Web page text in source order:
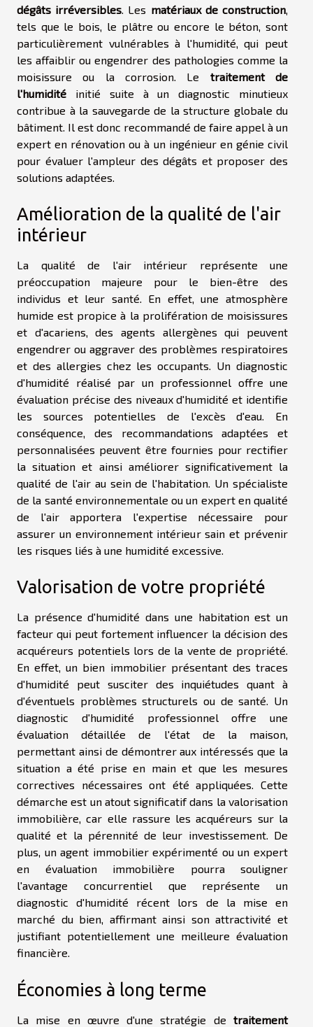
dégâts irréversibles. Les matériaux de construction,
tels que le bois, le plâtre ou encore le béton, sont
particulièrement vulnérables à l'humidité, qui peut
les affaiblir ou engendrer des pathologies comme la
moisissure ou la corrosion. Le traitement de
l'humidité initié suite à un diagnostic minutieux
contribue à la sauvegarde de la structure globale du
bâtiment. Il est donc recommandé de faire appel à un
expert en rénovation ou à un ingénieur en génie civil
pour évaluer l'ampleur des dégâts et proposer des
solutions adaptées.
Amélioration de la qualité de l'air
intérieur
La qualité de l'air intérieur représente une
préoccupation majeure pour le bien-être des
individus et leur santé. En effet, une atmosphère
humide est propice à la prolifération de moisissures
et d'acariens, des agents allergènes qui peuvent
engendrer ou aggraver des problèmes respiratoires
et des allergies chez les occupants. Un diagnostic
d'humidité réalisé par un professionnel offre une
évaluation précise des niveaux d'humidité et identifie
les sources potentielles de l'excès d'eau. En
conséquence, des recommandations adaptées et
personnalisées peuvent être fournies pour rectifier
la situation et ainsi améliorer significativement la
qualité de l'air au sein de l'habitation. Un spécialiste
de la santé environnementale ou un expert en qualité
de l'air apportera l'expertise nécessaire pour
assurer un environnement intérieur sain et prévenir
les risques liés à une humidité excessive.
Valorisation de votre propriété
La présence d'humidité dans une habitation est un
facteur qui peut fortement influencer la décision des
acquéreurs potentiels lors de la vente de propriété.
En effet, un bien immobilier présentant des traces
d'humidité peut susciter des inquiétudes quant à
d'éventuels problèmes structurels ou de santé. Un
diagnostic d'humidité professionnel offre une
évaluation détaillée de l'état de la maison,
permettant ainsi de démontrer aux intéressés que la
situation a été prise en main et que les mesures
correctives nécessaires ont été appliquées. Cette
démarche est un atout significatif dans la valorisation
immobilière, car elle rassure les acquéreurs sur la
qualité et la pérennité de leur investissement. De
plus, un agent immobilier expérimenté ou un expert
en évaluation immobilière pourra souligner
l'avantage concurrentiel que représente un
diagnostic d'humidité récent lors de la mise en
marché du bien, affirmant ainsi son attractivité et
justifiant potentiellement une meilleure évaluation
financière.
Économies à long terme
La mise en œuvre d'une stratégie de traitement